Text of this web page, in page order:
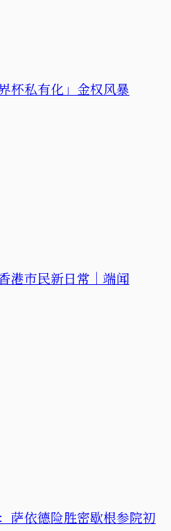
杯私有化」金权风暴
港市民新日常｜端闻
萨依德险胜密歇根参院初